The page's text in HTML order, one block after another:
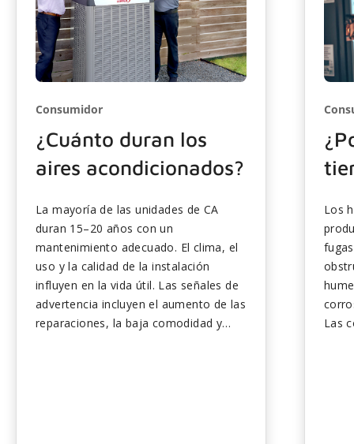
Consumidor
¿Cuánto duran los
aires acondicionados?
La mayoría de las unidades de CA
duran 15–20 años con un
mantenimiento adecuado. El clima, el
uso y la calidad de la instalación
influyen en la vida útil. Las señales de
advertencia incluyen el aumento de las
reparaciones, la baja comodidad y
Los
Las